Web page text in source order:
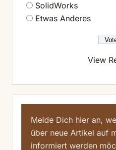
SolidWorks
Etwas Anderes
View
Melde Dich hier an,
über neue Artikel auf
informiert werden